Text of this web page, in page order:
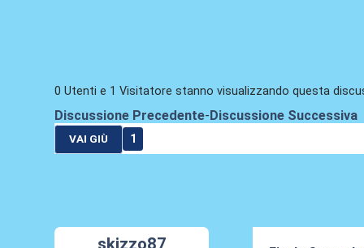
0 Utenti e 1 Visitatore stanno visualizzando questa
Discussione Precedente- Discussione Successiva
VAI GIÙ 1
skizzo87